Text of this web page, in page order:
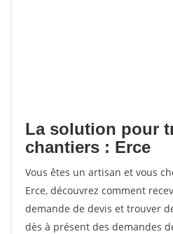
La solution pour
chantiers : Erce
Vous êtes un artisan et vous
Erce, découvrez comment
demande de devis et trouver
dès à présent des demandes